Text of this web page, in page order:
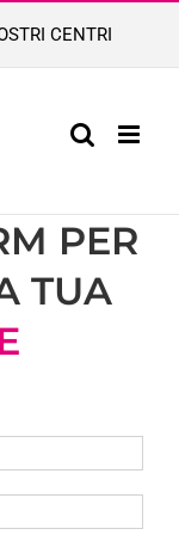
CENTRI
PER
TUA